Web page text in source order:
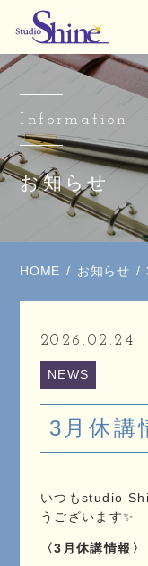
Information
お知らせ
HOME お知らせ
2026.02.24
NEWS
3月休講
いつもstudio
うございます✨
〈3月休講情報〉